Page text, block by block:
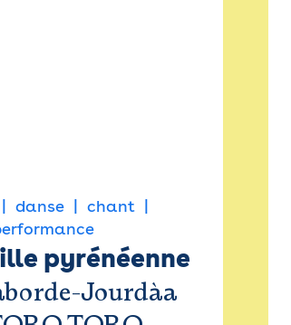
danse
chant
pyrénéenne
Jourdàa